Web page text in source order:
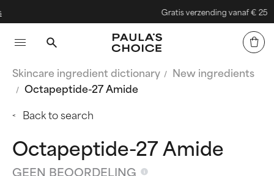
Gratis verzending vanaf € 25
Skincare ingredient dictionary
New ingredients
Octapeptide-27 Amide
Back to search
Octapeptide-27 Amide
GEEN BEOORDELING